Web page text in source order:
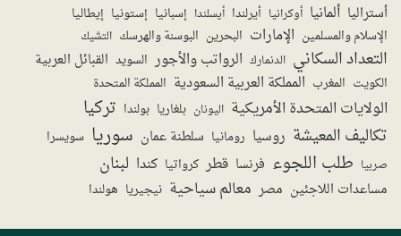
أستراليا ألمانيا أوكرانيا أيرلندا أيسلندا إسبانيا إستونيا إيطاليا
الإسلام والمسلمين الإمارات البحرين البوسنة والهرسك التشيك
التعداد السكاني الدنمارك الرواتب والأجور السويد القبائل العربية
الكويت المغرب المملكة العربية السعودية المملكة المتحدة
الولايات المتحدة الأمريكية اليونان بلغاريا بولندا تركيا
تكاليف المعيشة روسيا رومانيا سلطنة عمان سوريا سويسرا
صربيا طلب اللجوء فرنسا قطر كرواتيا كندا لبنان
مساعدات اللاجئين مصر معالم سياحية نيجيريا هولندا